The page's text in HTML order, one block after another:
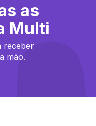
as
Multi
receber
mão.